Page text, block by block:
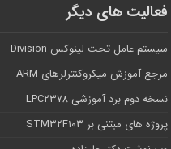
فعالیت های دیگر
سیستم عامل تحت لینوکس Division
مرجع آموزش میکروکنترلرهای ARM
نسخه دوم برد آموزشی LPC۲۳۷۸
پروژه های مبتنی بر STM۳۲F۱۰۳